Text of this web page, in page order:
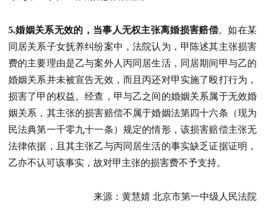
5.婚姻关系无效的，当事人无权主张离婚损害赔偿。如在某
同居关系子女抚养纠纷案中，法院认为，甲陈述其主张损害
费的主要理由是乙与案外人丙同居生活，同居期间甲与乙的
婚姻关系并未被宣告无效，而且丙还对甲实施了殴打行为，
损害了甲的权益。经查，甲与乙之间的婚姻关系属于无效婚
姻关系，其主张的损害赔偿不属于婚姻法第四十六条（现为
民法典第一千零九十一条）规定的情形，该损害赔偿主张无
法律依据，且其主张乙与丙同居生活的事实缺乏证据证明，
乙亦不认可该事实，故对甲主张的损害费不予支持。
来源：黄慧婧 北京市第一中级人民法院